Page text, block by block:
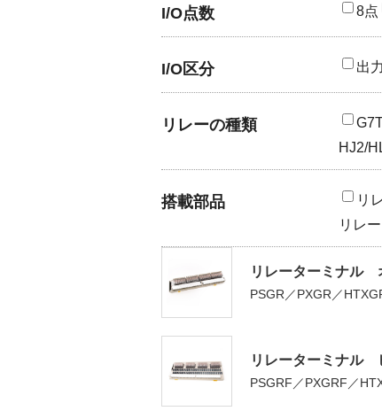
I/O点数 8点
I/O区分 出力
リレーの種類
HJ2/
搭載部品 リ
リレ
リレーターミナル
PSGR／PXGR／
リレーターミナル
PSGRF／PXGRF／